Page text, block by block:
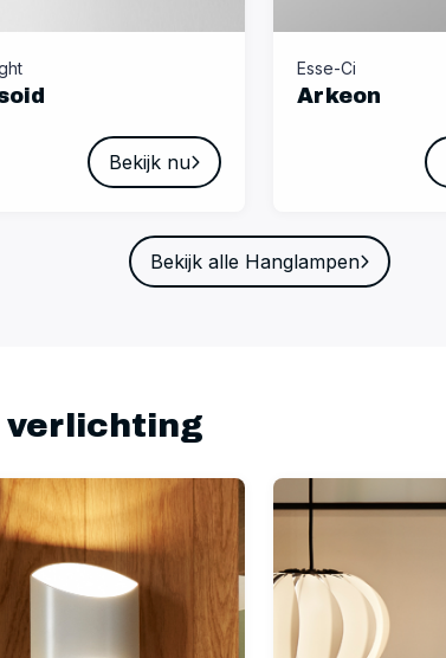
Bekijk nu
Esse-Ci
Arkeon
Bekijk alle Hanglampen
verlichting